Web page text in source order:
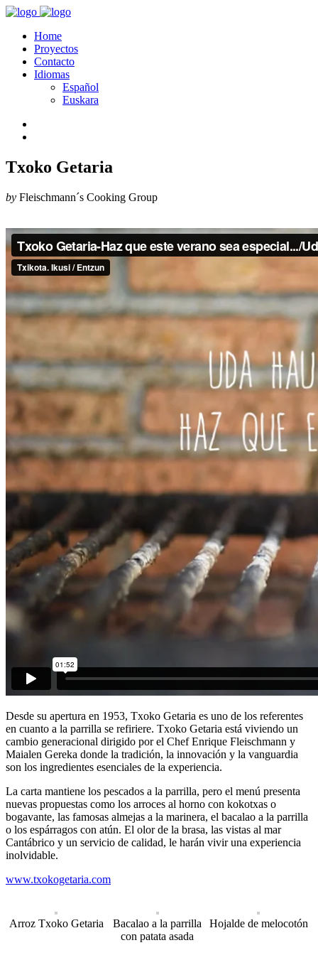
Home
Proyectos
Contacto
Idiomas
Español
Euskara
Txoko Getaria
by Fleischmann´s Cooking Group
Desde su apertura en 1953, Txoko Getaria es uno de los referentes
en cuanto a la parrilla se refiriere. Txoko Getaria está viviendo un
cambio generacional dirigido por el Chef Enrique Fleischmann y
Maialen Gereka donde la tradición, la innovación y la vanguardia
son los ingredientes esenciales de la experiencia.
La carta mantiene los pescados a la parrilla, pero el menú presenta
nuevas propuestas como los arroces al horno con kokotxas o
bogavante, las famosas almejas a la marinera, el bacalao a la parrilla
o los espárragos con atún. El olor de la brasa, las vistas al mar
Cantábrico y un servicio de calidad, le harán vivir una experiencia
inolvidable.
www.txokogetaria.com
Arroz Txoko Getaria
Bacalao a la parrilla
con patata asada
Hojalde de melocotón